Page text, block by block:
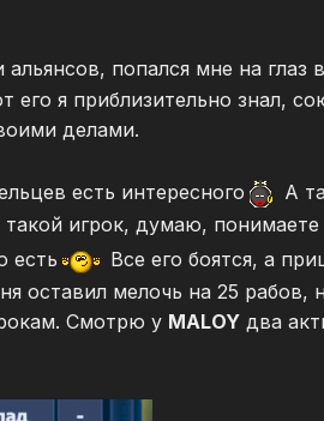
попался мне на глаз
я приблизительно знал,
делами.
есть интересного
А
игрок, думаю, понимаете
есть
Все его боятся, а
оставил мелочь на 25 рабов,
Смотрю у MALOY два